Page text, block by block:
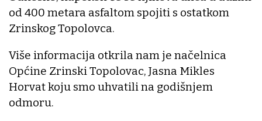
od 400 metara asfaltom spojiti s ostatkom
Zrinskog Topolovca.
Više informacija otkrila nam je načelnica
Općine Zrinski Topolovac, Jasna Mikles
Horvat koju smo uhvatili na godišnjem
odmoru.